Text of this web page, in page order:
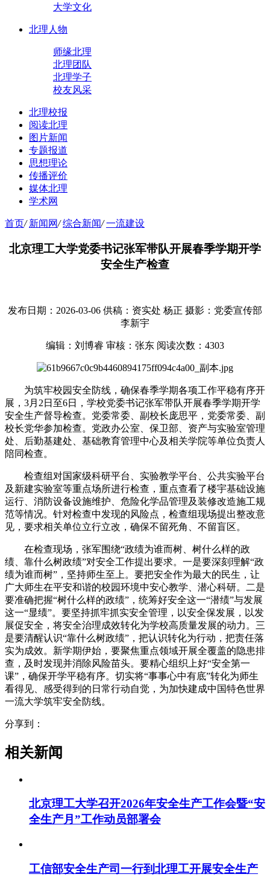
大学文化
北理人物
师缘北理
北理团队
北理学子
校友风采
北理校报
阅读北理
图片新闻
专题报道
思想理论
传播评价
媒体北理
学术网
首页/ 新闻网/ 综合新闻/ 一流建设
北京理工大学党委书记张军带队开展春季学期开学
安全生产检查
发布日期：2026-03-06 供稿：资实处 杨正 摄影：党委宣传部
李新宇
编辑：刘博睿 审核：张东 阅读次数： 4303
为筑牢校园安全防线，确保春季学期各项工作平稳有序开
展，3月2日至6日，学校党委书记张军带队开展春季学期开学
安全生产督导检查。党委常委、副校长庞思平，党委常委、副
校长党华参加检查。党政办公室、保卫部、资产与实验室管理
处、后勤基建处、基础教育管理中心及相关学院等单位负责人
陪同检查。
检查组对国家级科研平台、实验教学平台、公共实验平台
及新建实验室等重点场所进行检查，重点查看了楼宇基础设施
运行、消防设备设施维护、危险化学品管理及装修改造施工规
范等情况。针对检查中发现的风险点，检查组现场提出整改意
见，要求相关单位立行立改，确保不留死角、不留盲区。
在检查现场，张军围绕“政绩为谁而树、树什么样的政
绩、靠什么树政绩”对安全工作提出要求。一是要深刻理解“政
绩为谁而树”，坚持师生至上。要把安全作为最大的民生，让
广大师生在平安和谐的校园环境中安心教学、潜心科研。二是
要准确把握“树什么样的政绩”，统筹好安全这一“潜绩”与发展
这一“显绩”。要坚持抓牢抓实安全管理，以安全保发展，以发
展促安全，将安全治理成效转化为学校高质量发展的动力。三
是要清醒认识“靠什么树政绩”，把认识转化为行动，把责任落
实为成效。新学期伊始，要聚焦重点领域开展全覆盖的隐患排
查，及时发现并消除风险苗头。要精心组织上好“安全第一
课”，确保开学平稳有序。切实将“事事心中有底”转化为师生
看得见、感受得到的日常行动自觉，为加快建成中国特色世界
一流大学筑牢安全防线。
分享到：
相关新闻
北京理工大学召开2026年安全生产工作会暨“安
全生产月”工作动员部署会
工信部安全生产司一行到北理工开展安全生产